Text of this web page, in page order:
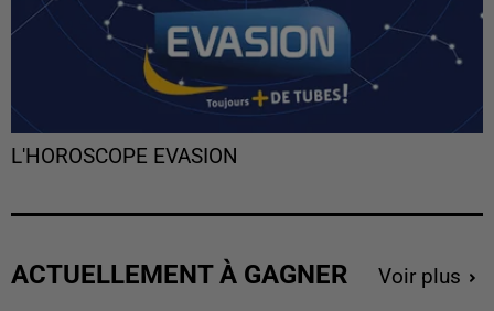
L'HOROSCOPE EVASION
ACTUELLEMENT À GAGNER Voir plus